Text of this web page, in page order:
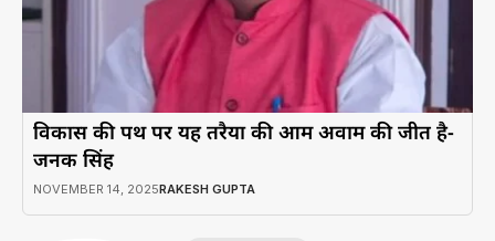
विकास की पथ पर यह तरैया की आम अवाम की जीत है-
जनक सिंह
NOVEMBER 14, 2025RAKESH GUPTA